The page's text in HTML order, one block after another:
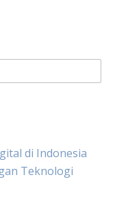
di Indonesia
Teknologi